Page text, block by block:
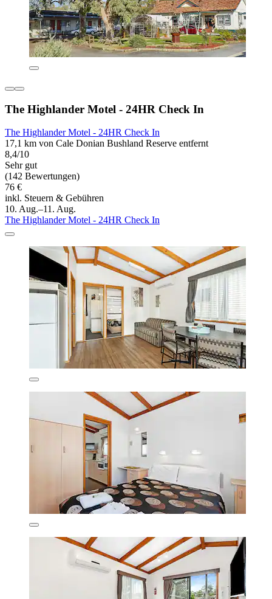
The Highlander Motel - 24HR Check In
The Highlander Motel - 24HR Check In
17,1 km von Cale Donian Bushland Reserve entfernt
8,4/10
Sehr gut
(142 Bewertungen)
76 €
inkl. Steuern & Gebühren
10. Aug.–11. Aug.
The Highlander Motel - 24HR Check In